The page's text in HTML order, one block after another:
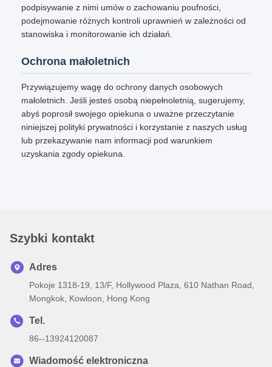
podpisywanie z nimi umów o zachowaniu poufności,
podejmowanie różnych kontroli uprawnień w zależności od
stanowiska i monitorowanie ich działań.
Ochrona małoletnich
Przywiązujemy wagę do ochrony danych osobowych
małoletnich. Jeśli jesteś osobą niepełnoletnią, sugerujemy,
abyś poprosił swojego opiekuna o uważne przeczytanie
niniejszej polityki prywatności i korzystanie z naszych usług
lub przekazywanie nam informacji pod warunkiem
uzyskania zgody opiekuna.
Szybki kontakt
Adres
Pokoje 1318-19, 13/F, Hollywood Plaza, 610 Nathan Road,
Mongkok, Kowloon, Hong Kong
Tel.
86--13924120087
Wiadomość elektroniczna